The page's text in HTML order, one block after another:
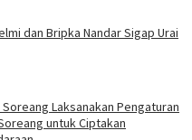
dan Bripka Nandar Sigap Urai
Laksanakan Pengaturan
untuk Ciptakan